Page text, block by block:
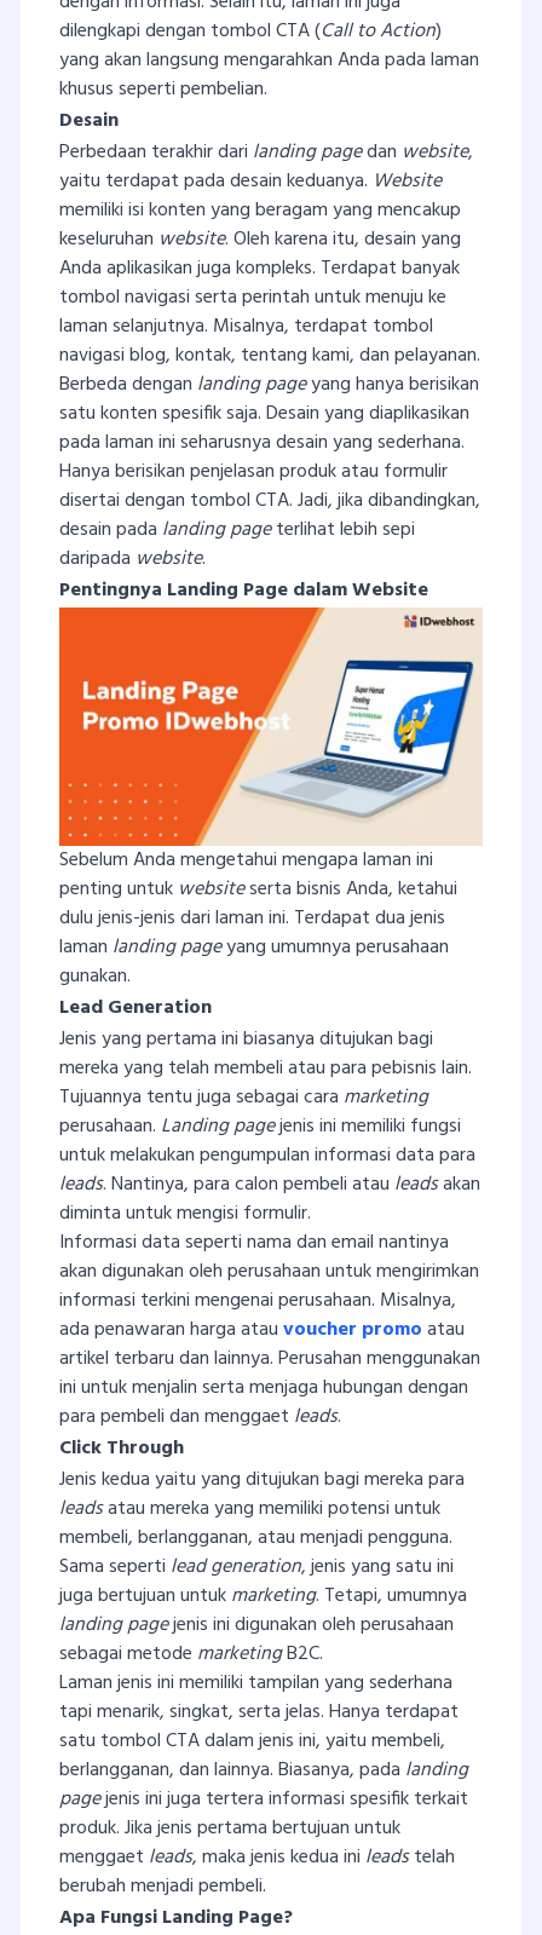
dilengkapi dengan tombol CTA (Call to Action)
yang akan langsung mengarahkan Anda pada laman
khusus seperti pembelian.
Desain
Perbedaan terakhir dari landing pagedan website,
yaitu terdapat pada desain keduanya. Website
memiliki isi konten yang beragam yang mencakup
keseluruhan website. Oleh karena itu, desain yang
Anda aplikasikan juga kompleks. Terdapat banyak
tombol navigasi serta perintah untuk menuju ke
laman selanjutnya. Misalnya, terdapat tombol
navigasi blog, kontak, tentang kami, dan pelayanan.
Berbeda dengan landing pageyang hanya berisikan
satu konten spesifik saja. Desain yang diaplikasikan
pada laman ini seharusnya desain yang sederhana.
Hanya berisikan penjelasan produk atau formulir
disertai dengan tombol CTA. Jadi, jika dibandingkan,
desain pada landing pageterlihat lebih sepi
daripada website.
Pentingnya Landing Page dalam Website
Sebelum Anda mengetahui mengapa laman ini
penting untuk websiteserta bisnis Anda, ketahui
dulu jenis-jenis dari laman ini. Terdapat dua jenis
laman landing pageyang umumnya perusahaan
gunakan.
Lead Generation
Jenis yang pertama ini biasanya ditujukan bagi
mereka yang telah membeli atau para pebisnis lain.
Tujuannya tentu juga sebagai cara marketing
perusahaan. Landing pagejenis ini memiliki fungsi
untuk melakukan pengumpulan informasi data para
leads. Nantinya, para calon pembeli atau leadsakan
diminta untuk mengisi formulir.
Informasi data seperti nama dan email nantinya
akan digunakan oleh perusahaan untuk mengirimkan
informasi terkini mengenai perusahaan. Misalnya,
ada penawaran harga atauvoucher promoatau
artikel terbaru dan lainnya. Perusahan menggunakan
ini untuk menjalin serta menjaga hubungan dengan
para pembeli dan menggaet leads.
Click Through
Jenis kedua yaitu yang ditujukan bagi mereka para
leadsatau mereka yang memiliki potensi untuk
membeli, berlangganan, atau menjadi pengguna.
Sama seperti lead generation, jenis yang satu ini
juga bertujuan untukmarketing. Tetapi, umumnya
landing pagejenis ini digunakan oleh perusahaan
sebagai metode marketingB2C.
Laman jenis ini memiliki tampilan yang sederhana
tapi menarik, singkat, serta jelas. Hanya terdapat
satu tombol CTA dalam jenis ini, yaitu membeli,
berlangganan, dan lainnya. Biasanya, pada landing
pagejenis ini juga tertera informasi spesifik terkait
produk. Jika jenis pertama bertujuan untuk
menggaet leads, maka jenis kedua ini leadstelah
berubah menjadi pembeli.
Apa Fungsi Landing Page?